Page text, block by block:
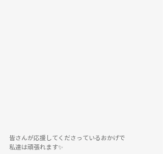
皆さんが応援してくださっているおかげで
私達は頑張れます✨